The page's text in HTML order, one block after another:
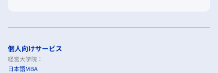
個人向けサービス
経営大学院：
日本語MBA